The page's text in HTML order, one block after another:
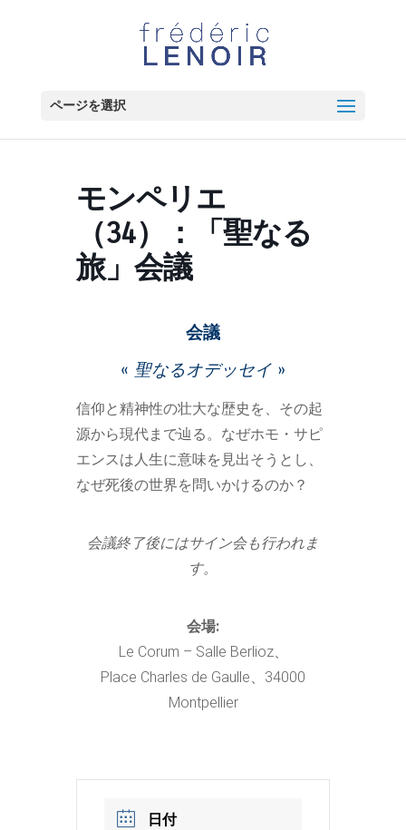
ページを選択
モンペリエ
（34）：「聖なる
旅」会議
会議
« 聖なるオデッセイ »
信仰と精神性の壮大な歴史を、その起
源から現代まで辿る。なぜホモ・サピ
エンスは人生に意味を見出そうとし、
なぜ死後の世界を問いかけるのか？
会議終了後にはサイン会も行われま
す。
会場:
Le Corum – Salle Berlioz、
Place Charles de Gaulle、34000
Montpellier
日付